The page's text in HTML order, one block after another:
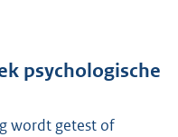
psychologische
wordt getest of